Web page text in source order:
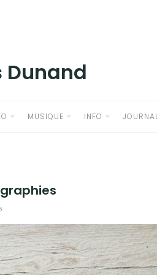
Dunand
MUSIQUE INFO